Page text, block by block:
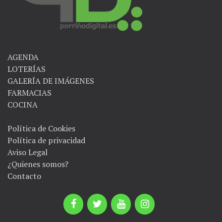
AGENDA
LOTERÍAS
GALERÍA DE IMÁGENES
FARMACIAS
COCINA
Política de Cookies
Política de privacidad
Aviso Legal
¿Quienes somos?
Contacto